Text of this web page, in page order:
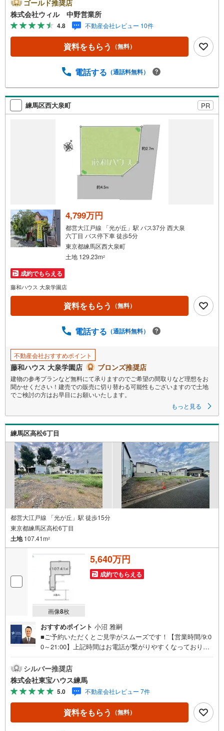
道路に面し、開放感良好！◆嬉しい南側が道路に面した立
地です！◆間口約9mと広く、お車の出し入れもしやすそう
です◆「北原小学校」まで徒歩約7分、低学年のお子様も無
理なく通学できます！◆「オーケー土支田店」まで徒歩約7
分！日々のお買い物に便利です◆ちょっとしたお買い物
【営業時間 10:00～19:00】上記時間はお電話が繋がりやす
学される場合は「室内・現地を見学する（無料）」ボタン
よりご希望の日時をご記入いただけますとスムーズにご案
内が可能です。【ウィル不動産販売はここが強み】（1）住
実績多数のリフォーム部門も社内にあります！（3）定休日
ゴールド推奨店
株式会社ウィル 中野営業所
4.8 不動産会社レビュー 10件
資料をもらう （無料）
電話する （通話料無料）
練馬区西大泉町 PR
4,799万円
都営大江戸線 「光が丘」駅 バス37分 西大泉
六丁目 バス停下車 徒歩5分
東京都練馬区西大泉町
土地 129.23m2
成約でもらえる
藤和ハウス 大泉学園店
資料をもらう （無料）
電話する （通話料無料）
不動産会社おすすめポイント
藤和ハウス 大泉学園店 ブロンズ推奨店
建物の参考プランなど無料にて承りますのでご希望の間取りなど理想をお
聞かせください！建売での販売に切り替わる可能性もございますので土地
でご検討の方はお早目にお願いいたします。
もっと見る
練馬区高松6丁目
都営大江戸線 「光が丘」駅 徒歩15分
東京都練馬区高松6丁目
土地107.41m2
画像8枚
5,640万円
成約でもらえる
おすすめポイント 小沼 雅嗣
■ご予約いただくとご見学がスムーズです！【営業時間/9:0
0～21:00】上記時間はお電話が繋がりやすくなっておりま
にお電話ください！下記のお申込み方法も可能です！ご見
学希望のお客様:右上の「室内・現地を見学する」をクリッ
クして下さい。資料請求希望のお客様:右上の「資料をもら
う」をクリックして下さい。【東宝ハウス練馬のポイン
ト】（1）不動産のご提案から資金計画・ライフシミュレー
ションのご相談・無理のないライフプラン、提携による低
シルバー推奨店
株式会社東宝ハウス練馬
5.0 不動産会社レビュー 7件
資料をもらう （無料）